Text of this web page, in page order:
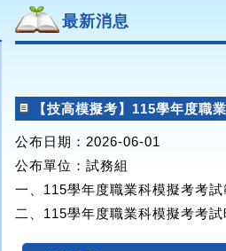
最新消息
【技高模擬考】115學年度職
公布日期：2026-06-01
公布單位 ：試務組
一、115學年度職業科模擬考考試
二、115學年度職業科模擬考考